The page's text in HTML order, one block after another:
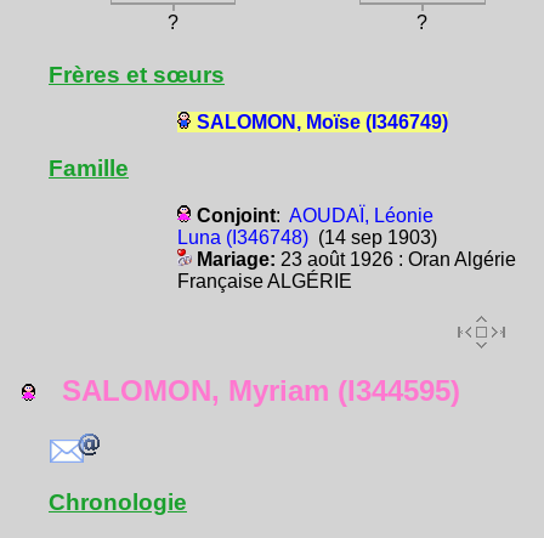
?
?
Frères et sœurs
SALOMON, Moïse (I346749)
Famille
Conjoint: AOUDAÏ, Léonie
Luna (I346748)(14 sep 1903)
Mariage: 23 août 1926 : Oran Algérie
Française ALGÉRIE
SALOMON, Myriam (I344595)
Chronologie